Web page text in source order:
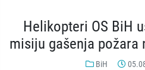
Helikopteri OS BiH
misiju gašenja požara
BiH